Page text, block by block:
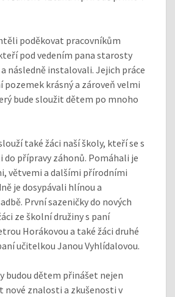
poděkovat pracovníkům
pod vedením pana starosty
následně instalovali. Jejich práce
pozemek krásný a zároveň velmi
bude sloužit dětem po mnoho
také žáci naší školy, kteří se s
do přípravy záhonů. Pomáhali je
větvemi a dalšími přírodními
je dosypávali hlínou a
První sazeničky do nových
ze školní družiny s paní
Horákovou a také žáci druhé
učitelkou Janou Vyhlídalovou.
budou dětem přinášet nejen
nové znalosti a zkušenosti v